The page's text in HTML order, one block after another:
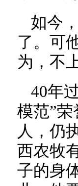
如今
了。可
为，不
40年
模范”
人，仍
西农牧
子的身